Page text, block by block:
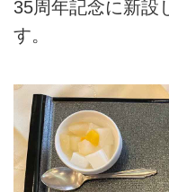
35周年記念に新設
す。